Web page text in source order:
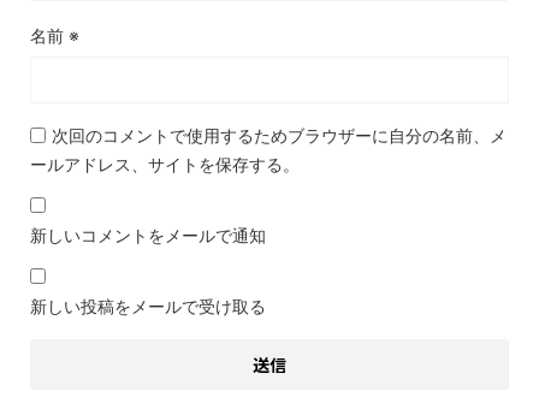
名前 ※
次回のコメントで使用するためブラウザーに自分の名前、メ
ールアドレス、サイトを保存する。
新しいコメントをメールで通知
新しい投稿をメールで受け取る